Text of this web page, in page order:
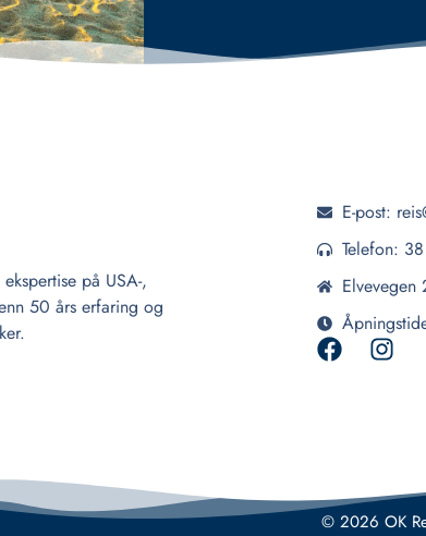
på USA-,
50 års erfaring og
E-post:
Telefon:
Elvevegen
© 2026 OK